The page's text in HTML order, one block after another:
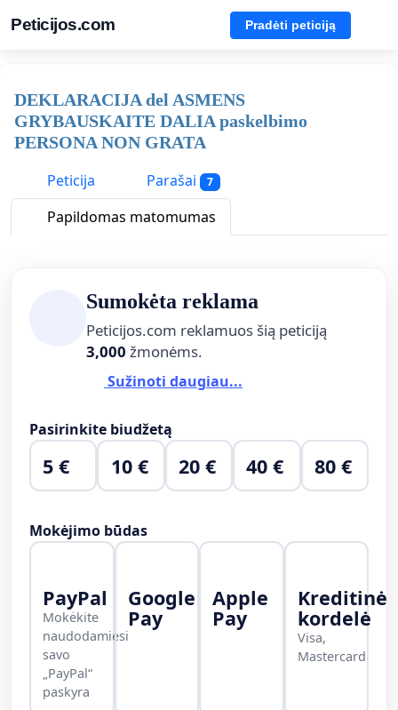
Peticijos.com Pradėti peticiją
DEKLARACIJA del ASMENS
GRYBAUSKAITE DALIA paskelbimo
PERSONA NON GRATA
Peticija
Parašai 7
Papildomas matomumas
Sumokėta reklama
Peticijos.com reklamuos šią peticiją
3,000 žmonėms.
Sužinoti daugiau...
Pasirinkite biudžetą
5 € 10 € 20 € 40 € 80 €
Mokėjimo būdas
PayPal
Mokėkite
naudodamiesi
savo
„PayPal“
paskyra
Google
Pay
Apple
Pay
Kreditinė
kordelė
Visa,
Mastercard